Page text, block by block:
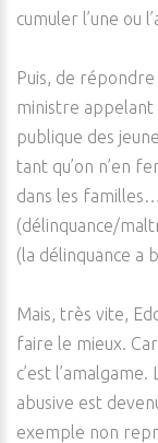
cumuler l’une ou
Puis, de
ministre appelant
publique des
tant qu’on n’en
dans les
(délinquance/
(la délinquance a
Mais, très vite,
faire le mieux.
c’est
abusive est
exemple non